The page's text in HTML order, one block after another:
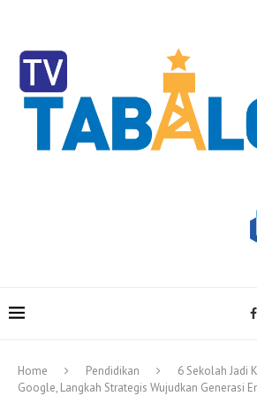
Home Pendidikan
6 Sekolah Jadi
Google, Langkah Strategis Wujudkan Generasi